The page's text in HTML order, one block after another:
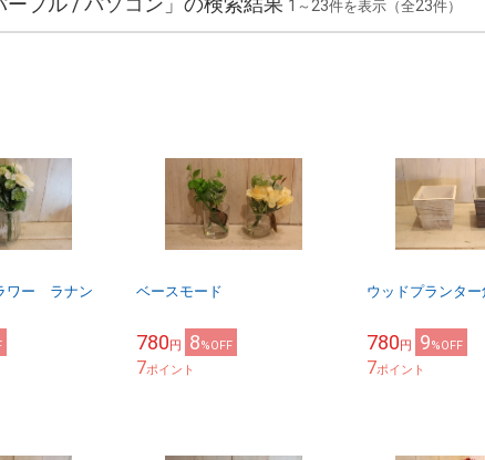
1 ～ 23件を表示（全23件）
ワー ラナン
ベースモード
780円 8%OFF
7ポイント
ウッドプランター
780円 9%OFF
7ポイント